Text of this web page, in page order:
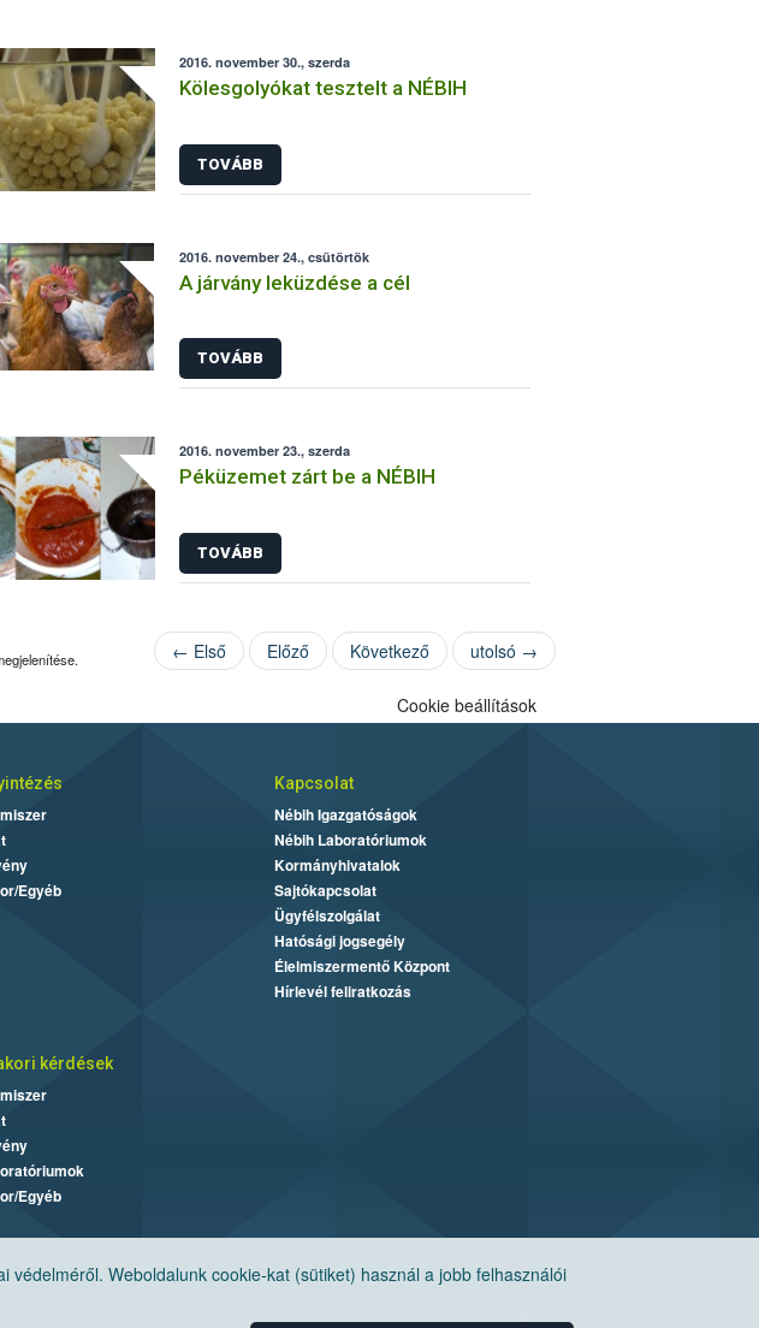
2016. november 30., szerda
Kölesgolyókat tesztelt a NÉBIH
TOVÁBB
2016. november 24., csütörtök
A járvány leküzdése a cél
TOVÁBB
2016. november 23., szerda
Péküzemet zárt be a NÉBIH
TOVÁBB
← Első Előző Következő utolsó →
védelméről. Weboldalunk cookie-kat (sütiket) használ a jobb felhasználói
Cookie beállítások
Egyéb
Kapcsolat
Nébih Igazgatóságok
Nébih Laboratóriumok
Kormányhivatalok
Sajtókapcsolat
Ügyfélszolgálat
Hatósági jogsegély
Élelmiszermentő Központ
Hírlevél feliratkozás
kérdések
Egyéb